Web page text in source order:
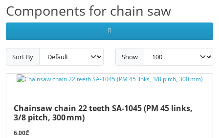
Components for chain saw
Sort By Show
Chainsaw chain 22 teeth SA-1045 (PM 45 links,
3/8 pitch, 300 mm)
6.00₾